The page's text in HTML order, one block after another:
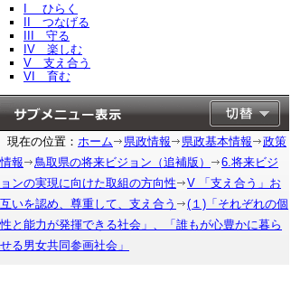
I ひらく
II つなげる
III 守る
IV 楽しむ
V 支え合う
VI 育む
現在の位置： ホーム 県政情報 県政基本情報
政策
情報
鳥取県の将来ビジョン（追補版）
6.将来ビジ
ョンの実現に向けた取組の方向性
V 「支え合う」お
互いを認め、尊重して、支え合う
(１)「それぞれの個
性と能力が発揮できる社会」、「誰もが心豊かに暮ら
せる男女共同参画社会」